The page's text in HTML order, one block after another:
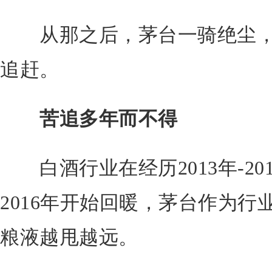
从那之后，茅台一骑绝尘
追赶。
苦追多年而不得
白酒行业在经历2013年-
2016年开始回暖，茅台作为行
粮液越甩越远。